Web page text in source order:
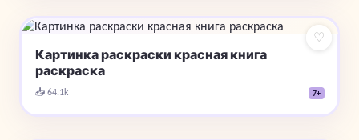
♡
Картинка раскраски красная книга
раскраска
📥 64.1k 7+